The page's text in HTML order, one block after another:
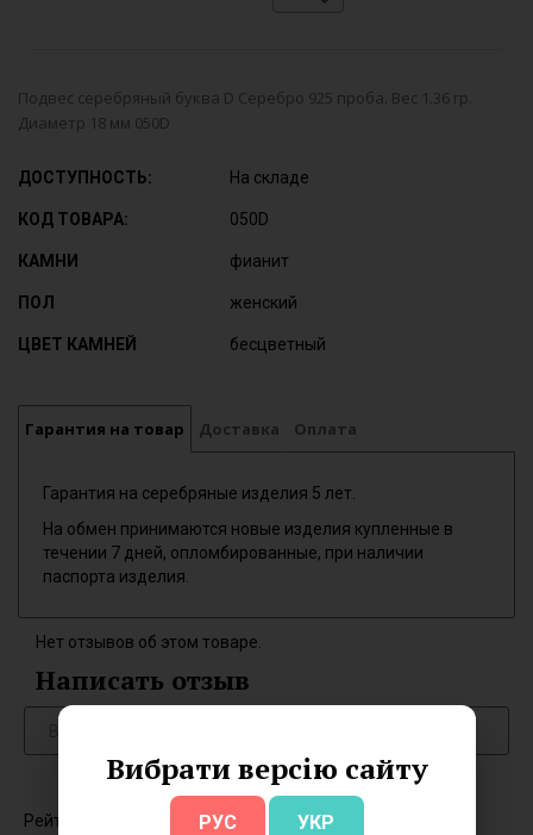
Вибрати версію сайту
РУС УКР
Подвес серебряный буква D Серебро 925 проба. Вес 1.36 гр.
Диаметр 18 мм 050D
ДОСТУПНОСТЬ: На складе
КОД ТОВАРА: 050D
КАМНИ фианит
ПОЛ женский
ЦВЕТ КАМНЕЙ бесцветный
Гарантия на товар Доставка Оплата
Гарантия на серебряные изделия 5 лет.
На обмен принимаются новые изделия купленные в
течении 7 дней, опломбированные, при наличии
паспорта изделия.
Нет отзывов об этом товаре.
Написать отзыв
Рейтинг